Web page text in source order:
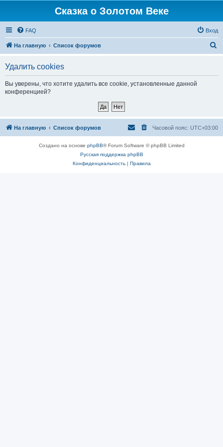
Сказка о Золотом Веке
FAQ Вход
На главную Список форумов
Удалить cookies
Вы уверены, что хотите удалить все cookie, установленные данной
конференцией?
На главную Список форумов Часовой пояс: UTC+03:00
Создано на основе phpBB® Forum Software © phpBB Limited
Русская поддержка phpBB
Конфиденциальность| Правила